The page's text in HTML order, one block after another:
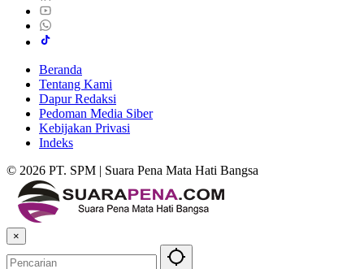
Beranda
Tentang Kami
Dapur Redaksi
Pedoman Media Siber
Kebijakan Privasi
Indeks
© 2026 PT. SPM | Suara Pena Mata Hati Bangsa
×